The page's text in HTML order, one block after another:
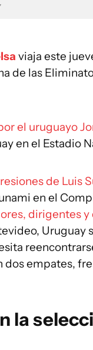
viaja este
de las
el uruguayo
en el Estadio
de Luis
en el
dirigentes
Uruguay
empates,
la